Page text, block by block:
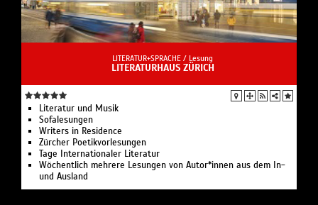
LITERATUR+SPRACHE / Lesung
LITERATURHAUS ZÜRICH
Literatur und Musik
Sofalesungen
Writers in Residence
Zürcher Poetikvorlesungen
Tage Internationaler Literatur
Wöchentlich mehrere Lesungen von Autor*innen aus dem In-
und Ausland